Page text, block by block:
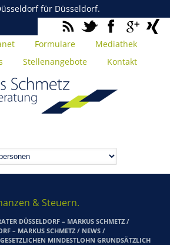
für Düsseldorf.
Formulare
Mediathek
Stellenangebote Kontakt
& Steuern.
DÜSSELDORF – MARKUS SCHMETZ /
– MARKUS SCHMETZ / NEWS /
MINDESTLOHN GRUNDSÄTZLICH